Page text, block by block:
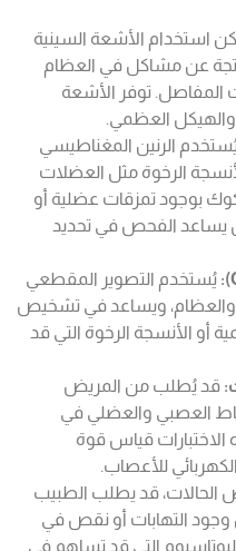
استخدام الأشعة السينية
عن مشاكل في العظام
المفاصل. توفر الأشعة
العظمي.
الرنين المغناطيسي
الرخوة مثل العضلات
بوجود تمزقات عضلية أو
الفحص في تحديد
يُستخدم التصوير المقطعي
والعظام، ويساعد في تشخيص
أو الأنسجة الرخوة التي قد
قد يُطلب من المريض
العصبي والعضلي في
قياس قوة
للأعصاب.
قد يطلب الطبيب
التهابات أو نقص في
التي قد تساهم في